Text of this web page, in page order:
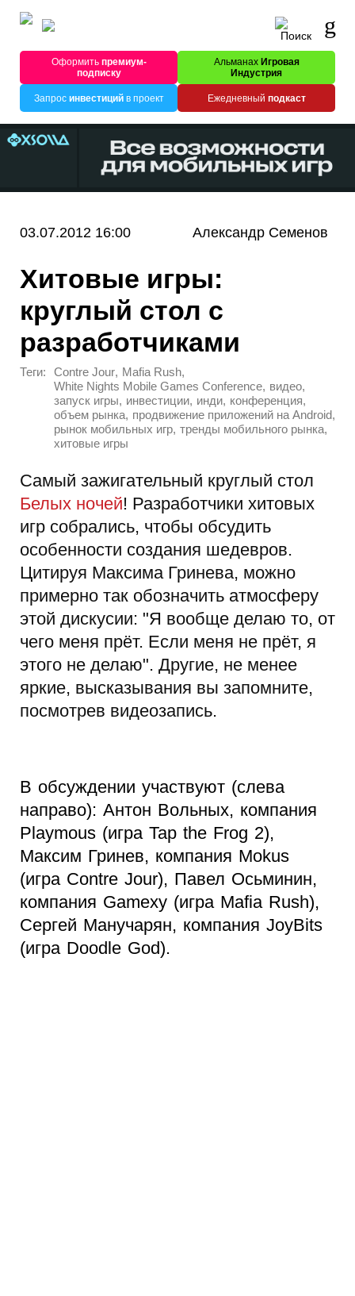
Оформитьпремиум-
подписку
Альманах Игровая
Индустрия
Запрос инвестицийв проект Ежедневный подкаст
03.07.2012 16:00 Александр Семенов
Хитовые игры:
круглый стол с
разработчиками
Теги: Contre Jour, Mafia Rush,
White Nights Mobile Games Conference, видео,
запуск игры, инвестиции, инди, конференция,
объем рынка, продвижение приложений на Android,
рынок мобильных игр, тренды мобильного рынка,
хитовые игры
Самый зажигательный круглый стол
Белых ночей! Разработчики хитовых
игр собрались, чтобы обсудить
особенности создания шедевров.
Цитируя Максима Гринева, можно
примерно так обозначить атмосферу
этой дискусии: "Я вообще делаю то, от
чего меня прёт. Если меня не прёт, я
этого не делаю". Другие, не менее
яркие, высказывания вы запомните,
посмотрев видеозапись.
В обсуждении участвуют (слева
направо): Антон Вольных, компания
Playmous (игра Tap the Frog 2),
Максим Гринев, компания Mokus
(игра Contre Jour), Павел Осьминин,
компания Gamexy (игра Mafia Rush),
Сергей Манучарян, компания JoyBits
(игра Doodle God).